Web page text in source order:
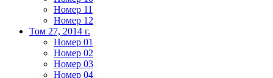
Номер 11
Номер 12
Том 27, 2014 г.
Номер 01
Номер 02
Номер 03
Номер 04